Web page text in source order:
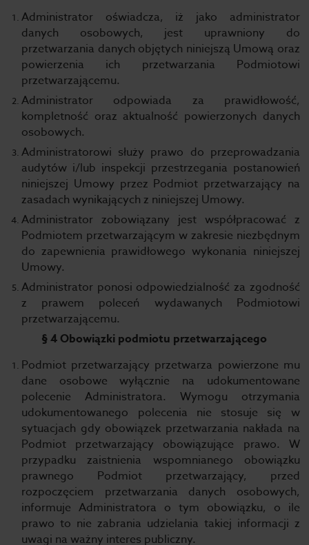
Administrator oświadcza, iż jako administrator
danych osobowych, jest uprawniony do
przetwarzania danych objętych niniejszą Umową oraz
powierzenia ich przetwarzania Podmiotowi
przetwarzającemu.
Administrator odpowiada za prawidłowość,
kompletność oraz aktualność powierzonych danych
osobowych.
Administratorowi służy prawo do przeprowadzania
audytów i/lub inspekcji przestrzegania postanowień
niniejszej Umowy przez Podmiot przetwarzający na
zasadach wynikających z niniejszej Umowy.
Administrator zobowiązany jest współpracować z
Podmiotem przetwarzającym w zakresie niezbędnym
do zapewnienia prawidłowego wykonania niniejszej
Umowy.
Administrator ponosi odpowiedzialność za zgodność
z prawem poleceń wydawanych Podmiotowi
przetwarzającemu.
§ 4 Obowiązki podmiotu przetwarzającego
Podmiot przetwarzający przetwarza powierzone mu
dane osobowe wyłącznie na udokumentowane
polecenie Administratora. Wymogu otrzymania
udokumentowanego polecenia nie stosuje się w
sytuacjach gdy obowiązek przetwarzania nakłada na
Podmiot przetwarzający obowiązujące prawo. W
przypadku zaistnienia wspomnianego obowiązku
prawnego Podmiot przetwarzający, przed
rozpoczęciem przetwarzania danych osobowych,
informuje Administratora o tym obowiązku, o ile
prawo to nie zabrania udzielania takiej informacji z
uwagi na ważny interes publiczny.